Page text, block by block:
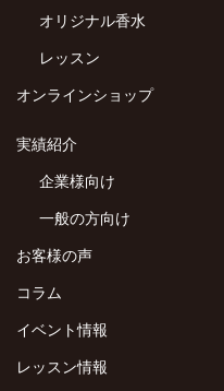
オリジナル香水
レッスン
オンラインショップ
実績紹介
企業様向け
一般の方向け
お客様の声
コラム
イベント情報
レッスン情報